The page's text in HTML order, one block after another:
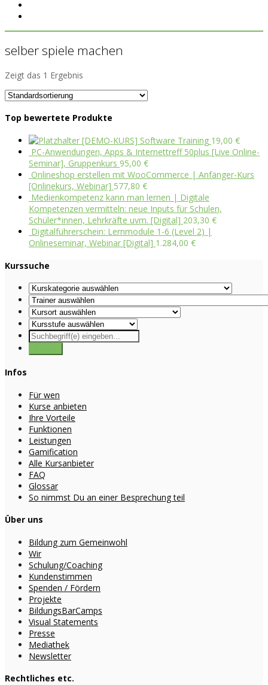
selber spiele machen
Zeigt das 1 Ergebnis
Top bewertete Produkte
[DEMO-KURS] Software Training 19,00 €
PC-Anwendungen, Apps & Internettreff 50plus [Live Online-
Seminar], Gruppenkurs 95,00 €
Onlineshop erstellen mit WooCommerce | Anfänger-Kurs
[Onlinekurs, Webinar] 577,80 €
Medienkompetenz kann man lernen | Digitale
Kompetenzen vermitteln: neue Inputs für Schulen,
Schüler*innen, Lehrkräfte uvm. [Digital] 203,30 €
Digitalführerschein: Lernmodule 1-6 (Level 2) |
Onlineseminar, Webinar [Digital] 1.284,00 €
Kurssuche
Infos
Für wen
Kurse anbieten
Ihre Vorteile
Funktionen
Leistungen
Gamification
Alle Kursanbieter
FAQ
Glossar
So nimmst Du an einer Besprechung teil
Über uns
Bildung zum Gemeinwohl
Wir
Schulung/Coaching
Kundenstimmen
Spenden / Fördern
Projekte
BildungsBarCamps
Visual Statements
Presse
Mediathek
Newsletter
Rechtliches etc.